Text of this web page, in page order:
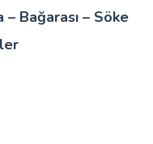
Bağarası – Söke